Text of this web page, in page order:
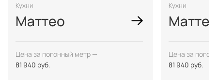
Кухни
Маттео
Цена за погонный метр —
81 940 руб.
Кухни
Цена за
81 940 руб.